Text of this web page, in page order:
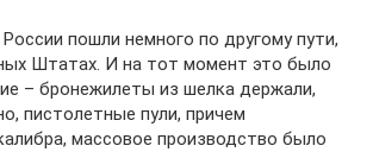
пошли немного по другому пути,
Штатах. И на тот момент это было
– бронежилеты из шелка держали,
пистолетные пули, причем
массовое производство было